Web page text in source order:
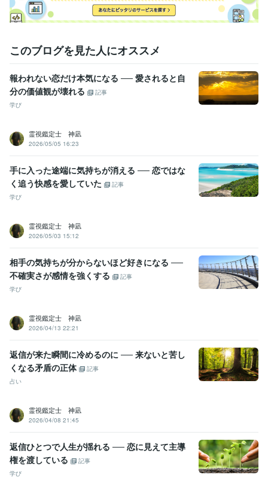
このブログを見た人にオススメ
報われない恋だけ本気になる ── 愛されると自
分の価値観が壊れる
記事
学び
霊視鑑定士 神凪
2026/05/05 16:23
手に入った途端に気持ちが消える ── 恋ではな
く追う快感を愛していた
記事
学び
霊視鑑定士 神凪
2026/05/03 15:12
相手の気持ちが分からないほど好きになる ──
不確実さが感情を強くする
記事
学び
霊視鑑定士 神凪
2026/04/13 22:21
返信が来た瞬間に冷めるのに ── 来ないと苦し
くなる矛盾の正体
記事
占い
霊視鑑定士 神凪
2026/04/08 21:45
返信ひとつで人生が揺れる ── 恋に見えて主導
権を渡している
記事
学び